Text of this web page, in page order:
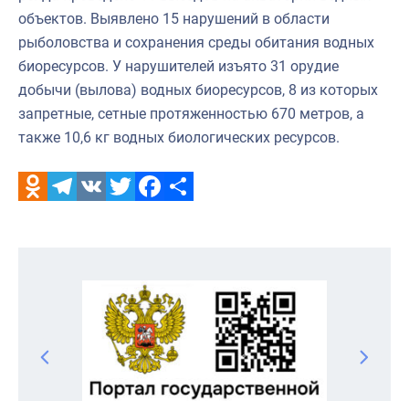
объектов. Выявлено 15 нарушений в области
рыболовства и сохранения среды обитания водных
биоресурсов. У нарушителей изъято 31 орудие
добычи (вылова) водных биоресурсов, 8 из которых
запретные, сетные протяженностью 670 метров, а
также 10,6 кг водных биологических ресурсов.